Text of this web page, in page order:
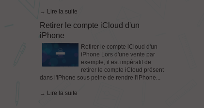
→ Lire la suite
Retirer le compte iCloud d'un
iPhone
Retirer le compte iCloud d'un
iPhone Lors d'une vente par
exemple, il est impératif de
retirer le compte iCloud présent
dans l'iPhone sous peine de rendre l'iPhone...
→ Lire la suite